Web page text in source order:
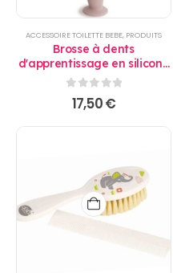
ACCESSOIRE TOILETTE BEBE, PRODUITS
Brosse à dents
d'apprentissage en silicone
rose - Mushie
0sur 5
17,50€